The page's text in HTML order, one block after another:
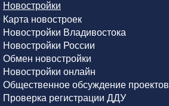
Новостройки
Карта новостроек
Новостройки Владивостока
Новостройки России
Обмен новостройки
Новостройки онлайн
Общественное обсуждение проектов
Проверка регистрации ДДУ